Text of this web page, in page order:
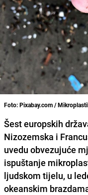
Foto: Pixabay.com /
Šest europskih
Nizozemska i
uvedu obvezujuće
ispuštanje
ljudskom tijelu, u
okeanskim